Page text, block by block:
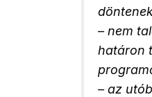
– nem
határon
– az